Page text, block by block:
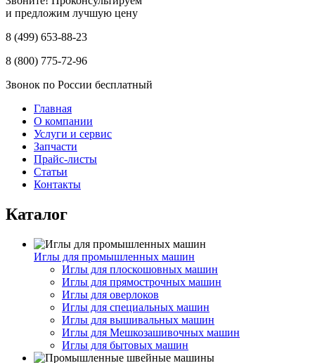
и предложим лучшую цену
8 (499) 653-88-23
8 (800) 775-72-96
Звонок по России бесплатный
Главная
О компании
Услуги и сервис
Запчасти
Прайс-листы
Статьи
Контакты
Каталог
Иглы для промышленных машин
Иглы для плоскошовных машин
Иглы для прямострочных машин
Иглы для оверлоков
Иглы для специальных машин
Иглы для вышивальных машин
Иглы для Мешкозашивочных машин
Иглы для бытовых машин